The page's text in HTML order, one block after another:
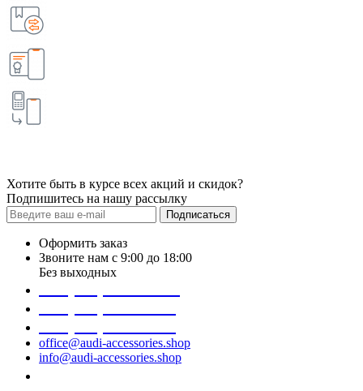
Хотите быть в курсе всех акций и скидок?
Подпишитесь на нашу рассылку
Подписаться
Оформить заказ
Звоните нам с 9:00 до 18:00
Без выходных
office@audi-accessories.shop
info@audi-accessories.shop